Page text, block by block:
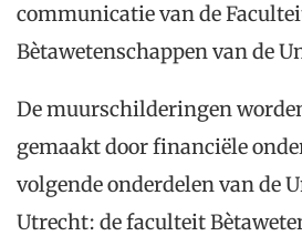
communicatie van de
Bètawetenschappen van de
De muurschilderingen
gemaakt door financiële
volgende onderdelen van de
Utrecht: de faculteit